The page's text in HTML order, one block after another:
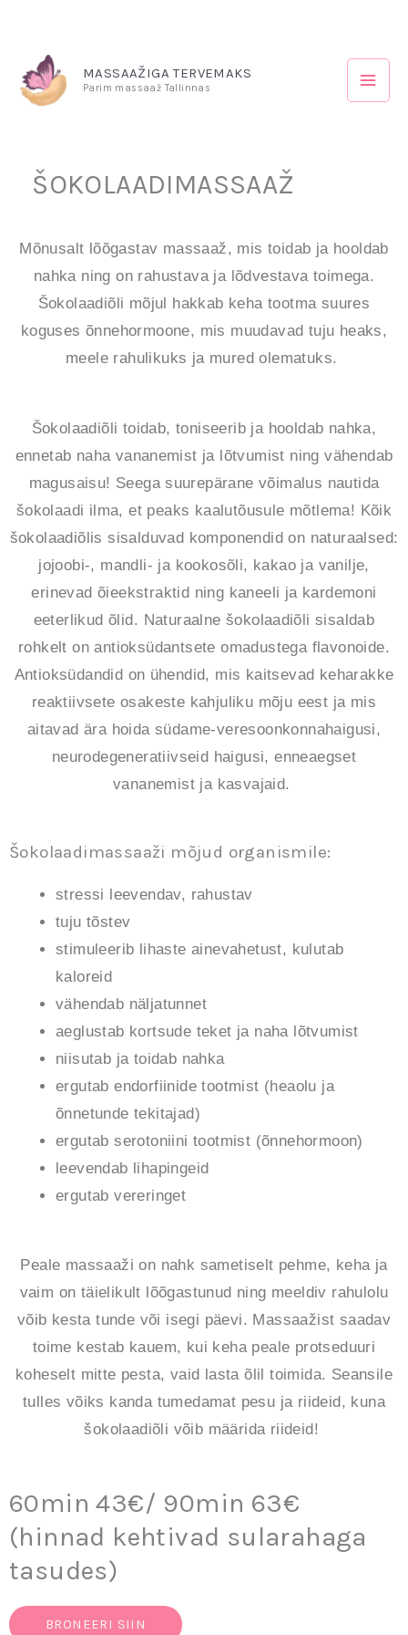
content
MASSAAŽIGA TERVEMAKS
Parim massaaž Tallinnas
ŠOKOLAADIMASSAAŽ
Mõnusalt lõõgastav massaaž, mis toidab ja hooldab
nahka ning on rahustava ja lõdvestava toimega.
Šokolaadiõli mõjul hakkab keha tootma suures
koguses õnnehormoone, mis muudavad tuju heaks,
meele rahulikuks ja mured olematuks.
Šokolaadiõli toidab, toniseerib ja hooldab nahka,
ennetab naha vananemist ja lõtvumist ning vähendab
magusaisu! Seega suurepärane võimalus nautida
šokolaadi ilma, et peaks kaalutõusule mõtlema! Kõik
šokolaadiõlis sisalduvad komponendid on naturaalsed:
jojoobi-, mandli- ja kookosõli, kakao ja vanilje,
erinevad õieekstraktid ning kaneeli ja kardemoni
eeterlikud õlid. Naturaalne šokolaadiõli sisaldab
rohkelt on antioksüdantsete omadustega flavonoide.
Antioksüdandid on ühendid, mis kaitsevad keharakke
reaktiivsete osakeste kahjuliku mõju eest ja mis
aitavad ära hoida südame-veresoonkonnahaigusi,
neurodegeneratiivseid haigusi, enneaegset
vananemist ja kasvajaid.
Šokolaadimassaaži mõjud organismile:
stressi leevendav, rahustav
tuju tõstev
stimuleerib lihaste ainevahetust, kulutab
kaloreid
vähendab näljatunnet
aeglustab kortsude teket ja naha lõtvumist
niisutab ja toidab nahka
ergutab endorfiinide tootmist (heaolu ja
õnnetunde tekitajad)
ergutab serotoniini tootmist (õnnehormoon)
leevendab lihapingeid
ergutab vereringet
Peale massaaži on nahk sametiselt pehme, keha ja
vaim on täielikult lõõgastunud ning meeldiv rahulolu
võib kesta tunde või isegi päevi. Massaažist saadav
toime kestab kauem, kui keha peale protseduuri
koheselt mitte pesta, vaid lasta õlil toimida. Seansile
tulles võiks kanda tumedamat pesu ja riideid, kuna
šokolaadiõli võib määrida riideid!
60min 43€/ 90min 63€
(hinnad kehtivad sularahaga
tasudes)
BRONEERI SIIN